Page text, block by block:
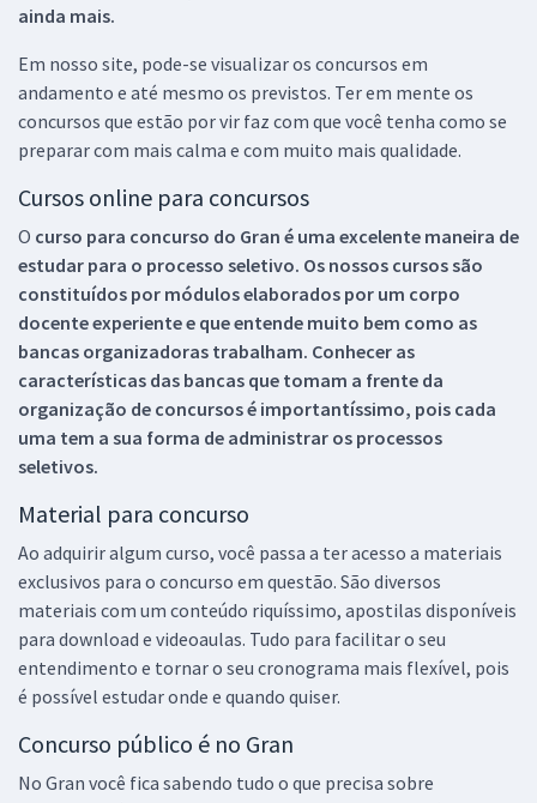
ainda mais.
Em nosso site, pode-se visualizar os concursos em
andamento e até mesmo os previstos. Ter em mente os
concursos que estão por vir faz com que você tenha como se
preparar com mais calma e com muito mais qualidade.
Cursos online para concursos
O curso para concurso do Gran é uma excelente maneira de
estudar para o processo seletivo. Os nossos cursos são
constituídos por módulos elaborados por um corpo
docente experiente e que entende muito bem como as
bancas organizadoras trabalham. Conhecer as
características das bancas que tomam a frente da
organização de concursos é importantíssimo, pois cada
uma tem a sua forma de administrar os processos
seletivos.
Material para concurso
Ao adquirir algum curso, você passa a ter acesso a materiais
exclusivos para o concurso em questão. São diversos
materiais com um conteúdo riquíssimo, apostilas disponíveis
para download e videoaulas. Tudo para facilitar o seu
entendimento e tornar o seu cronograma mais flexível, pois
é possível estudar onde e quando quiser.
Concurso público é no Gran
No Gran você fica sabendo tudo o que precisa sobre